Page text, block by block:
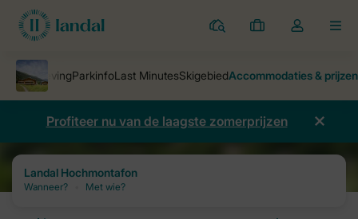
Parken
Mijn
Open
dropdown
mijn
account
Profiteer nu van de laagste zomerprijzen
Parken Landal Hochmontafon